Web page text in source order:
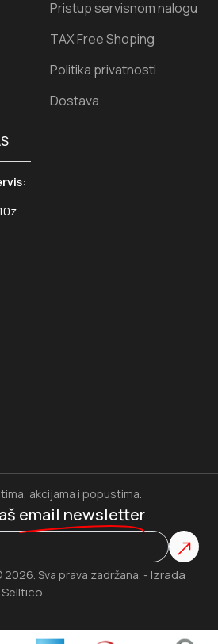
Pristup servisnom nalogu
TAX Free Shoping
Politika privatnosti
Dostava
Sva prava zadržana. - Izrada
Selltico.
akcijama i popustima.
email newsletter